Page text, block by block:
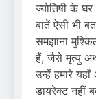
ज्योतिषी के
बातें ऐसी भी
समझाना
हैं, जैसे मृत्यु
उन्हें हमारे यहाँ
डायरेक्ट नहीं